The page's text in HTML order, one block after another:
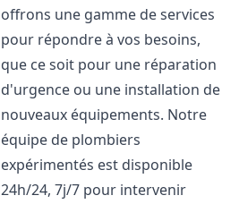
offrons une gamme de services
pour répondre à vos besoins,
que ce soit pour une réparation
d'urgence ou une installation de
nouveaux équipements. Notre
équipe de plombiers
expérimentés est disponible
24h/24, 7j/7 pour intervenir